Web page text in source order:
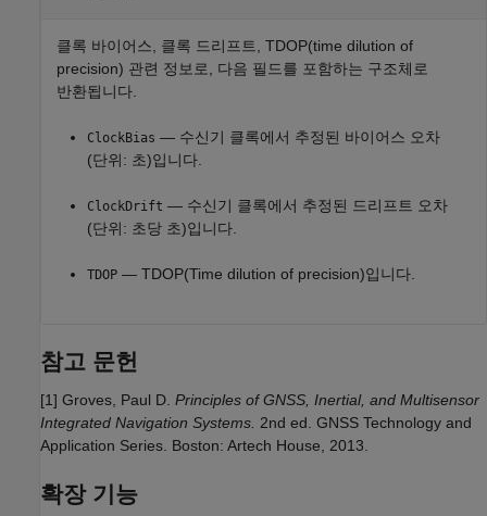
클록 바이어스, 클록 드리프트, TDOP(time dilution of
precision) 관련 정보로, 다음 필드를 포함하는 구조체로
반환됩니다.
ClockBias — 수신기 클록에서 추정된 바이어스 오차
(단위: 초)입니다.
ClockDrift — 수신기 클록에서 추정된 드리프트 오차
(단위: 초당 초)입니다.
TDOP — TDOP(Time dilution of precision)입니다.
참고 문헌
[1] Groves, Paul D. Principles of GNSS, Inertial, and Multisensor
Integrated Navigation Systems. 2nd ed. GNSS Technology and
Application Series. Boston: Artech House, 2013.
확장 기능